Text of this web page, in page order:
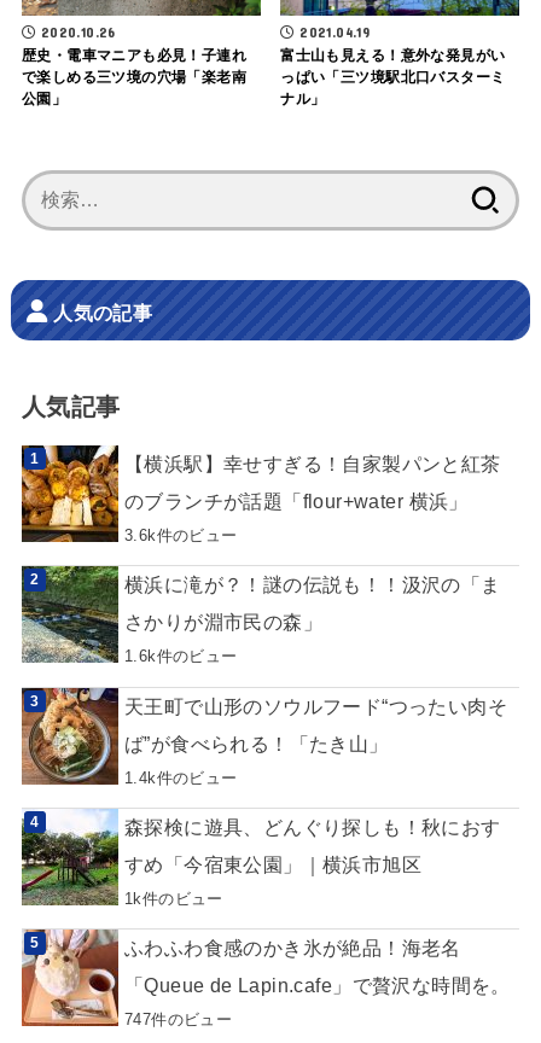
2020.10.26
歴史・電車マニアも必見！子連れ
で楽しめる三ツ境の穴場「楽老南
公園」
2021.04.19
富士山も見える！意外な発見がい
っぱい「三ツ境駅北口バスターミ
ナル」
索:
人気の記事
人気記事
【横浜駅】幸せすぎる！自家製パンと紅茶
のブランチが話題「flour+water 横浜」
3.6k件のビュー
横浜に滝が？！謎の伝説も！！汲沢の「ま
さかりが淵市民の森」
1.6k件のビュー
天王町で山形のソウルフード“つったい肉そ
ば”が食べられる！「たき山」
1.4k件のビュー
森探検に遊具、どんぐり探しも！秋におす
すめ「今宿東公園」｜横浜市旭区
1k件のビュー
ふわふわ食感のかき氷が絶品！海老名
「Queue de Lapin.cafe」で贅沢な時間を。
747件のビュー